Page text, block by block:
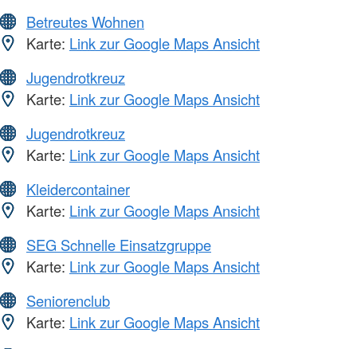
Betreutes Wohnen
Karte: Link zur Google Maps Ansicht
Jugendrotkreuz
Karte: Link zur Google Maps Ansicht
Jugendrotkreuz
Karte: Link zur Google Maps Ansicht
Kleidercontainer
Karte: Link zur Google Maps Ansicht
SEG Schnelle Einsatzgruppe
Karte: Link zur Google Maps Ansicht
Seniorenclub
Karte: Link zur Google Maps Ansicht